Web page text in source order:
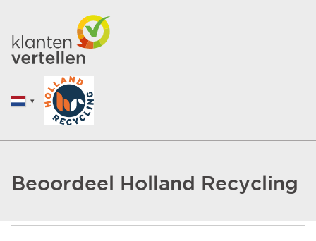
Beoordeel Holland Recycling